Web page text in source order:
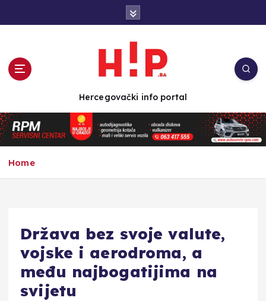
n
t
e
Hercegovački info portal
Home
Država bez svoje valute,
vojske i aerodroma, a
među najbogatijima na
svijetu